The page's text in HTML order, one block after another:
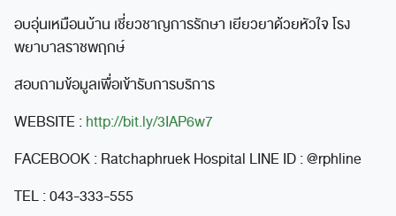
อบอุ่นเหมือนบ้าน เชี่ยวชาญการรักษา เยียวยาด้วยหัวใจ โรง
พยาบาลราชพฤกษ์
สอบถามข้อมูลเพื่อเข้ารับการบริการ
WEBSITE :http://bit.ly/3IAP6w7
FACEBOOK : Ratchaphruek Hospital LINE ID : @rphline
TEL : 043-333-555